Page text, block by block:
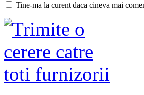
Tine-ma la curent daca cineva mai